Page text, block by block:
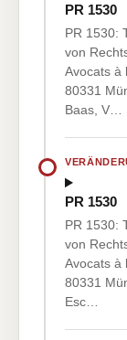
PR 1530
PR 1530:
von
Avocats à
80331
Baas, V…
PR 1530
PR 1530:
von
Avocats à
80331
Esc…